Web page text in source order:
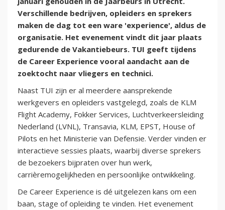
Verschillende bedrijven, opleiders en sprekers
maken de dag tot een ware 'experience', aldus de
organisatie. Het evenement vindt dit jaar plaats
gedurende de Vakantiebeurs. TUI geeft tijdens
de Career Experience vooral aandacht aan de
zoektocht naar vliegers en technici.
Naast TUI zijn er al meerdere aansprekende
werkgevers en opleiders vastgelegd, zoals de KLM
Flight Academy, Fokker Services, Luchtverkeersleiding
Nederland (LVNL), Transavia, KLM, EPST, House of
Pilots en het Ministerie van Defensie. Verder vinden er
interactieve sessies plaats, waarbij diverse sprekers
de bezoekers bijpraten over hun werk,
carrièremogelijkheden en persoonlijke ontwikkeling.
De Career Experience is dé uitgelezen kans om een
baan, stage of opleiding te vinden. Het evenement